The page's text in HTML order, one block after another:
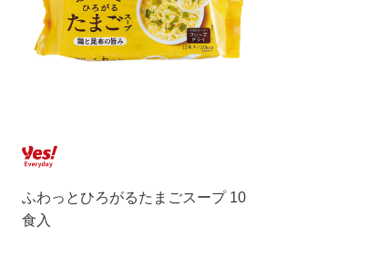
ふわっとひろがるたまごスープ 10
食入